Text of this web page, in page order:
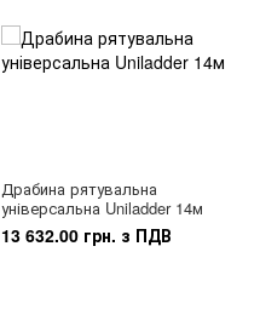
Драбина рятувальна
універсальна Uniladder 14м
13 632.00 грн. з ПДВ